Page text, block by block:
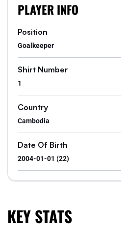
KEY STATS
PLAYER INFO
Position
Goalkeeper
Shirt Number
1
Country
Cambodia
Date Of Birth
2004-01-01 (22)